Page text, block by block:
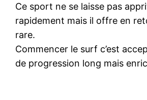
Ce sport ne se laisse pas
rapidement mais il offre en
rare.
Commencer le surf c’est
de progression long mais